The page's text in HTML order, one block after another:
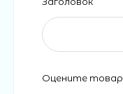
Оцените товар